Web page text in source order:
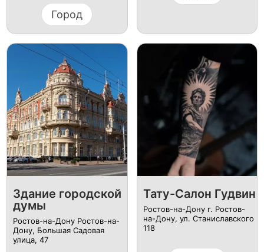
Город
Здание городской
думы
Ростов-на-Дону Ростов-на-
Дону, Большая Садовая
улица, 47
Тату-Салон Гудвин
Ростов-на-Дону г. Ростов-
на-Дону, ул. Станиславского
118